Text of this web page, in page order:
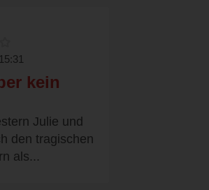
kein
Julie und
den tragischen
als...